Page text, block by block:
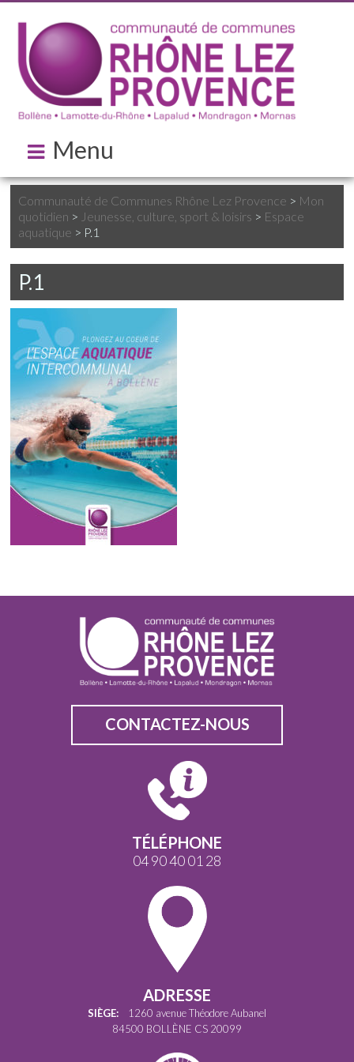
Menu
Communauté de Communes Rhône Lez Provence > Mon
quotidien > Jeunesse, culture, sport & loisirs > Espace
aquatique > P.1
P.1
CONTACTEZ-NOUS
TÉLÉPHONE
04 90 40 01 28
ADRESSE
SIÈGE: 1260 avenue Théodore Aubanel
84500 BOLLÈNE CS 20099